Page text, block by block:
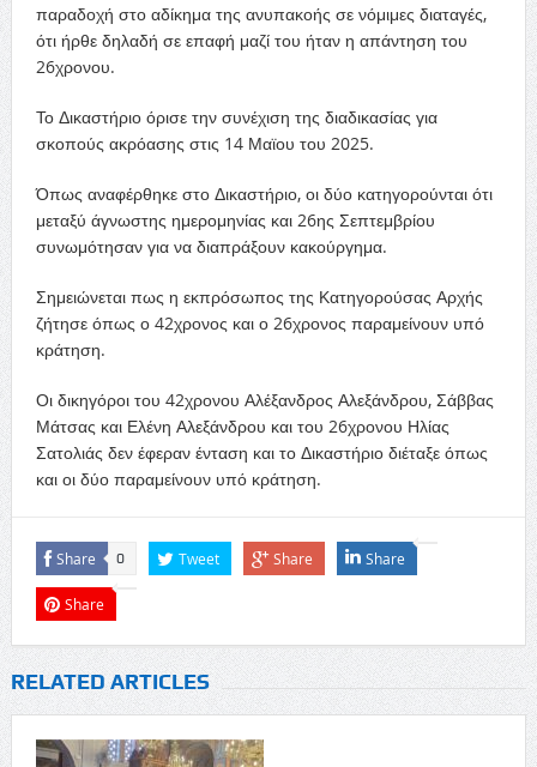
παραδοχή στο αδίκημα της ανυπακοής σε νόμιμες διαταγές,
ότι ήρθε δηλαδή σε επαφή μαζί του ήταν η απάντηση του
26χρονου.
Το Δικαστήριο όρισε την συνέχιση της διαδικασίας για
σκοπούς ακρόασης στις 14 Μαϊου του 2025.
Όπως αναφέρθηκε στο Δικαστήριο, οι δύο κατηγορούνται ότι
μεταξύ άγνωστης ημερομηνίας και 26ης Σεπτεμβρίου
συνωμότησαν για να διαπράξουν κακούργημα.
Σημειώνεται πως η εκπρόσωπος της Κατηγορούσας Αρχής
ζήτησε όπως ο 42χρονος και ο 26χρονος παραμείνουν υπό
κράτηση.
Οι δικηγόροι του 42χρονου Αλέξανδρος Αλεξάνδρου, Σάββας
Μάτσας και Ελένη Αλεξάνδρου και του 26χρονου Ηλίας
Σατολιάς δεν έφεραν ένταση και το Δικαστήριο διέταξε όπως
και οι δύο παραμείνουν υπό κράτηση.
Share 0 Tweet Share Share
Share
RELATED ARTICLES